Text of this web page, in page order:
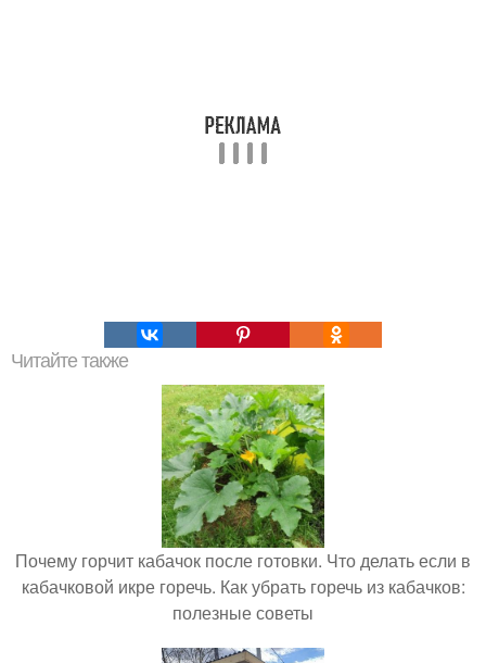
Читайте также
Почему горчит кабачок после готовки. Что делать если в
кабачковой икре горечь. Как убрать горечь из кабачков:
полезные советы